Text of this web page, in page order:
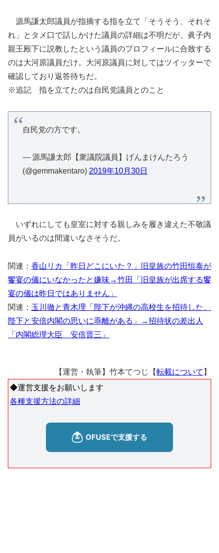
源馬謙太郎議員が指摘する指を立て「そうそう、それそ
れ」とタメ口で話しかけた議員の詳細は不明だが、眞子内
親王殿下に説教したという議員のプロフィールに合致する
のは大河原議員だけ。大河原議員に対してはツイッターで
確認しており返答待ちだ。
※追記 指を立てたのは自民党議員とのこと
自民党の方です。
— 源馬謙太郎【衆議院議員】げんまけんたろう
(@gemmakentaro) 2019年10月30日
いずれにしても皇室に対する親しみを履き違えた不敬議
員がいるのは間違いなさそうだ。
関連： 香山リカ「昨日どこにいた？」旧皇族の竹田恒泰が
饗宴の儀にいなかったと嫌味→竹田「旧皇族が出席する饗
宴の儀は昨日ではありません」
関連： 玉川徹と青木理「陛下が沖縄の高校生を招待した、
陛下と安倍内閣の思いに乖離がある」→招待状の差出人
「内閣総理大臣 安倍晋三」
【運営・執筆】竹本てつじ【転載について 】
◆運営支援をお願いします
各種支援方法の詳細